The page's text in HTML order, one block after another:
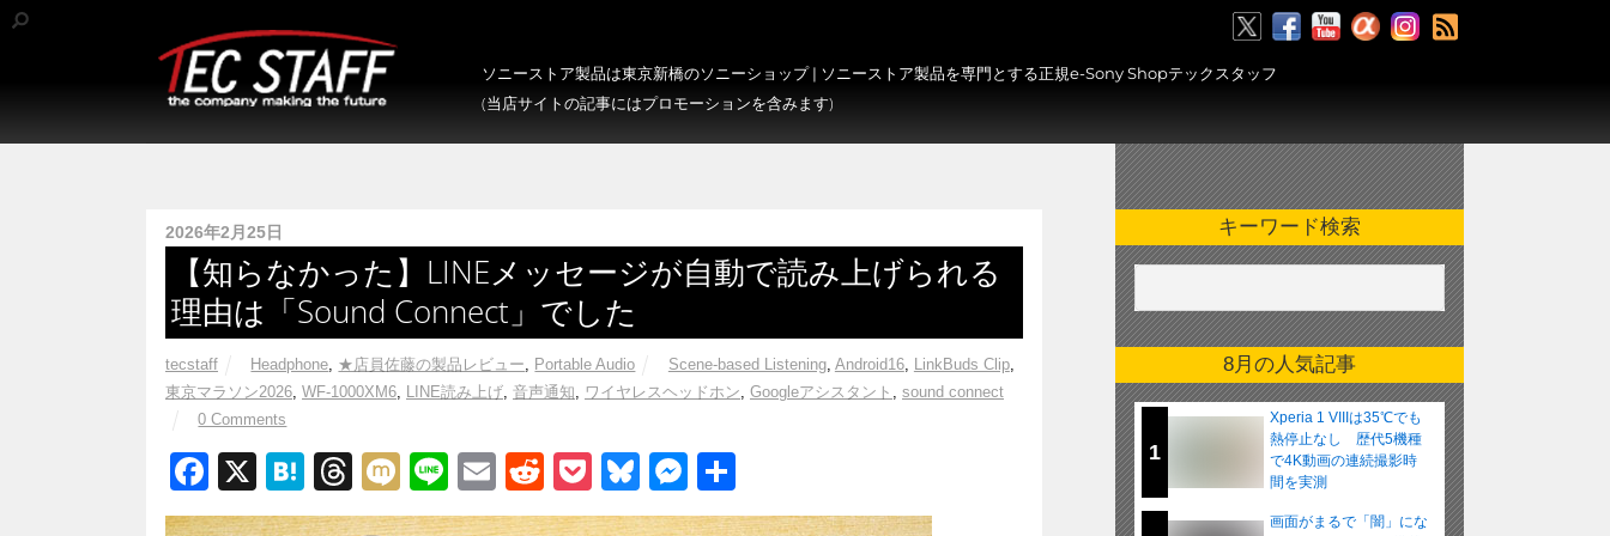
ソニーストア製品は東京新橋のソニーショップ | ソニーストア製品を専門とする正規e-Sony Shopテックスタッフ
(当店サイトの記事にはプロモーションを含みます)
2026年2月25日
【知らなかった】LINEメッセージが自動で読み上げられる
理由は「Sound Connect」でした
tecstaff Headphone, ★店員佐藤の製品レビュー, Portable Audio Scene-based Listening, Android16, LinkBuds Clip,
東京マラソン2026, WF-1000XM6, LINE読み上げ, 音声通知, ワイヤレスヘッドホン, Googleアシスタント , sound connect
0 Comments
F
a
X
H
at
T
hr
M
ixi
Li
n
E
m
R
e
P
o
Bl
u
M
e
有
キーワード検索
8月の人気記事
1
Xperia 1 VIIIは35℃でも
熱停止なし 歴代5機種
で4K動画の連続撮影時
間を実測
画面がまるで「闇」にな